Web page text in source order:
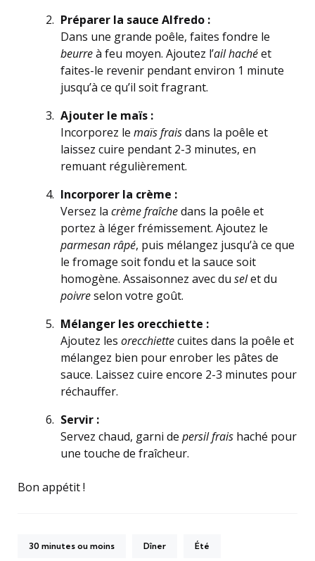
Préparer la sauce Alfredo :
Dans une grande poêle, faites fondre le
beurreà feu moyen. Ajoutez l’ail hachéet
faites-le revenir pendant environ 1 minute
jusqu’à ce qu’il soit fragrant.
Ajouter le maïs :
Incorporez le maïs fraisdans la poêle et
laissez cuire pendant 2-3 minutes, en
remuant régulièrement.
Incorporer la crème :
Versez la crème fraîchedans la poêle et
portez à léger frémissement. Ajoutez le
parmesan râpé, puis mélangez jusqu’à ce que
le fromage soit fondu et la sauce soit
homogène. Assaisonnez avec du selet du
poivreselon votre goût.
Mélanger les orecchiette :
Ajoutez les orecchiettecuites dans la poêle et
mélangez bien pour enrober les pâtes de
sauce. Laissez cuire encore 2-3 minutes pour
réchauffer.
Servir :
Servez chaud, garni de persil frais haché pour
une touche de fraîcheur.
Bon appétit !
30 minutes ou moins Dîner Été